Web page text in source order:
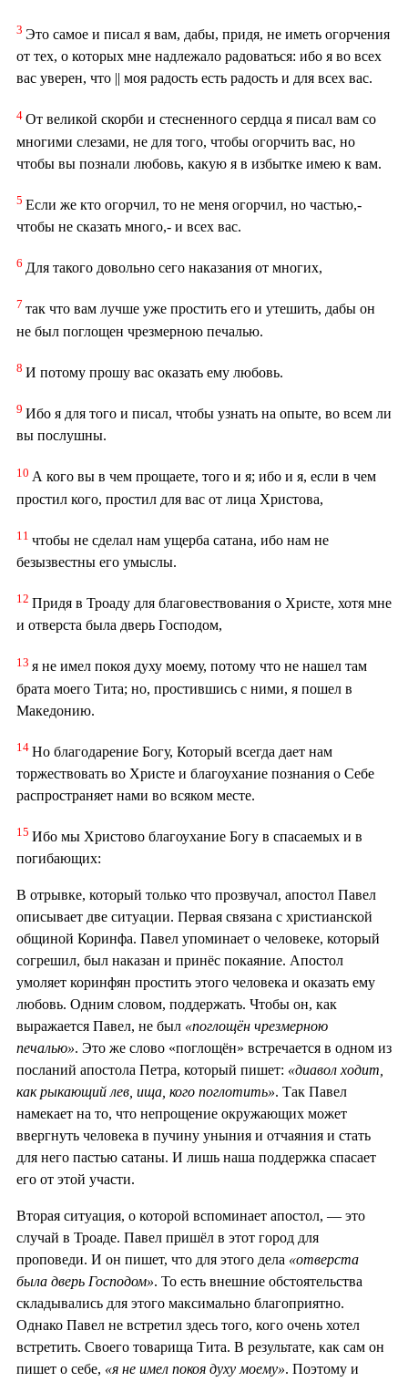
3 Это самое и писал я вам, дабы, придя, не иметь огорчения
от тех, о которых мне надлежало радоваться: ибо я во всех
вас уверен, что || моя радость есть радость и для всех вас.
4 От великой скорби и стесненного сердца я писал вам со
многими слезами, не для того, чтобы огорчить вас, но
чтобы вы познали любовь, какую я в избытке имею к вам.
5 Если же кто огорчил, то не меня огорчил, но частью,-
чтобы не сказать много,- и всех вас.
6 Для такого довольно сего наказания от многих,
7 так что вам лучше уже простить его и утешить, дабы он
не был поглощен чрезмерною печалью.
8 И потому прошу вас оказать ему любовь.
9 Ибо я для того и писал, чтобы узнать на опыте, во всем ли
вы послушны.
10 А кого вы в чем прощаете, того и я; ибо и я, если в чем
простил кого, простил для вас от лица Христова,
11 чтобы не сделал нам ущерба сатана, ибо нам не
безызвестны его умыслы.
12 Придя в Троаду для благовествования о Христе, хотя мне
и отверста была дверь Господом,
13 я не имел покоя духу моему, потому что не нашел там
брата моего Тита; но, простившись с ними, я пошел в
Македонию.
14 Но благодарение Богу, Который всегда дает нам
торжествовать во Христе и благоухание познания о Себе
распространяет нами во всяком месте.
15 Ибо мы Христово благоухание Богу в спасаемых и в
погибающих:
В отрывке, который только что прозвучал, апостол Павел
описывает две ситуации. Первая связана с христианской
общиной Коринфа. Павел упоминает о человеке, который
согрешил, был наказан и принёс покаяние. Апостол
умоляет коринфян простить этого человека и оказать ему
любовь. Одним словом, поддержать. Чтобы он, как
выражается Павел, не был «поглощён чрезмерною
печалью». Это же слово «поглощён» встречается в одном из
посланий апостола Петра, который пишет: «диавол ходит,
как рыкающий лев, ища, кого поглотить». Так Павел
намекает на то, что непрощение окружающих может
ввергнуть человека в пучину уныния и отчаяния и стать
для него пастью сатаны. И лишь наша поддержка спасает
его от этой участи.
Вторая ситуация, о которой вспоминает апостол, — это
случай в Троаде. Павел пришёл в этот город для
проповеди. И он пишет, что для этого дела «отверста
была дверь Господом». То есть внешние обстоятельства
складывались для этого максимально благоприятно.
Однако Павел не встретил здесь того, кого очень хотел
встретить. Своего товарища Тита. В результате, как сам он
пишет о себе, «я не имел покоя духу моему». Поэтому и